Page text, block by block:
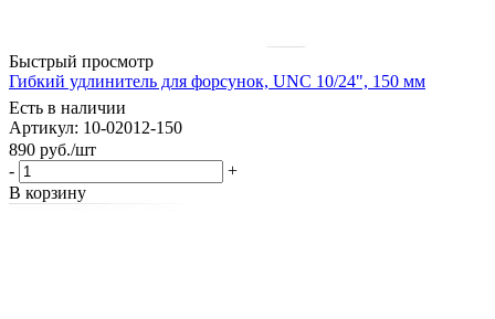
Быстрый просмотр
Гибкий удлинитель для форсунок, UNC 10/24", 150 мм
Есть в наличии
Артикул: 10-02012-150
890 руб./шт
-
+
В корзину